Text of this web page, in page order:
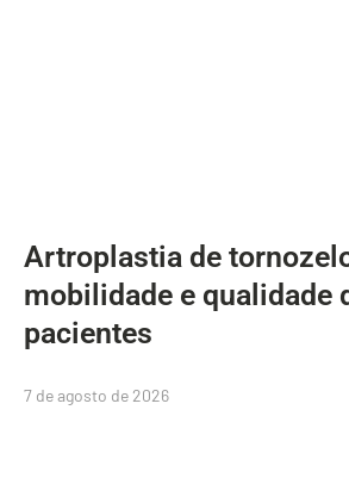
Artroplastia de
mobilidade e qualidade
pacientes
7 de agosto de 2026